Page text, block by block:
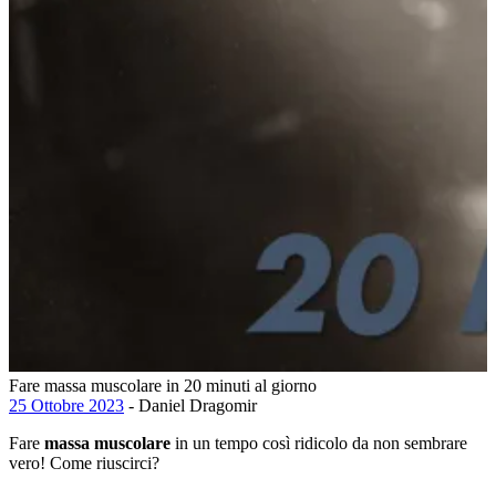
Fare massa muscolare in 20 minuti al giorno
25 Ottobre 2023 - Daniel Dragomir
Fare massa muscolare in un tempo così ridicolo da non sembrare
vero! Come riuscirci?